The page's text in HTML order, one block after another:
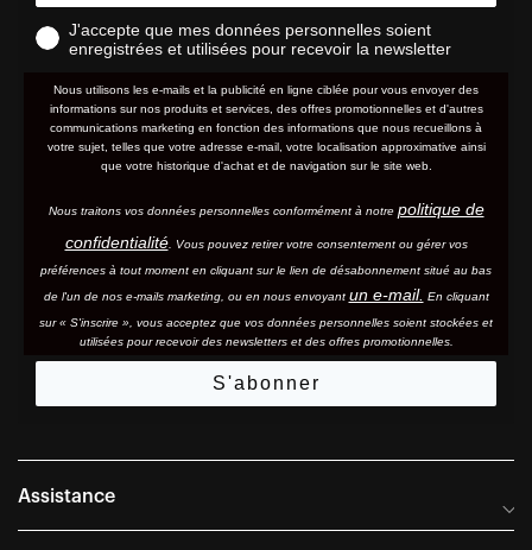
J'accepte que mes données personnelles soient
enregistrées et utilisées pour recevoir la newsletter
Nous utilisons les e-mails et la publicité en ligne ciblée pour vous envoyer des
informations sur nos produits et services, des offres promotionnelles et d'autres
communications marketing en fonction des informations que nous recueillons à
votre sujet, telles que votre adresse e-mail, votre localisation approximative ainsi
que votre historique d'achat et de navigation sur le site web.
Nous traitons vos données personnelles conformément à notre politique de
confidentialité. Vous pouvez retirer votre consentement ou gérer vos
préférences à tout moment en cliquant sur le lien de désabonnement situé au bas
de l'un de nos e-mails marketing, ou en nous envoyant un e-mail. En cliquant
sur « S'inscrire », vous acceptez que vos données personnelles soient stockées et
utilisées pour recevoir des newsletters et des offres promotionnelles.
S'abonner
Assistance